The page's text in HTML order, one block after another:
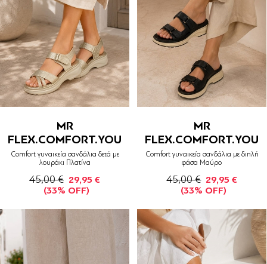
MR
FLEX.COMFORT.YOU
Comfort γυναικεία σανδάλια δετά με
λουράκι Πλατίνα
45,00 € 29,95 €
(33% OFF)
MR
FLEX.COMFORT.YOU
Comfort γυναικεία σανδάλια με διπλή
φάσα Μαύρο
45,00 € 29,95 €
(33% OFF)